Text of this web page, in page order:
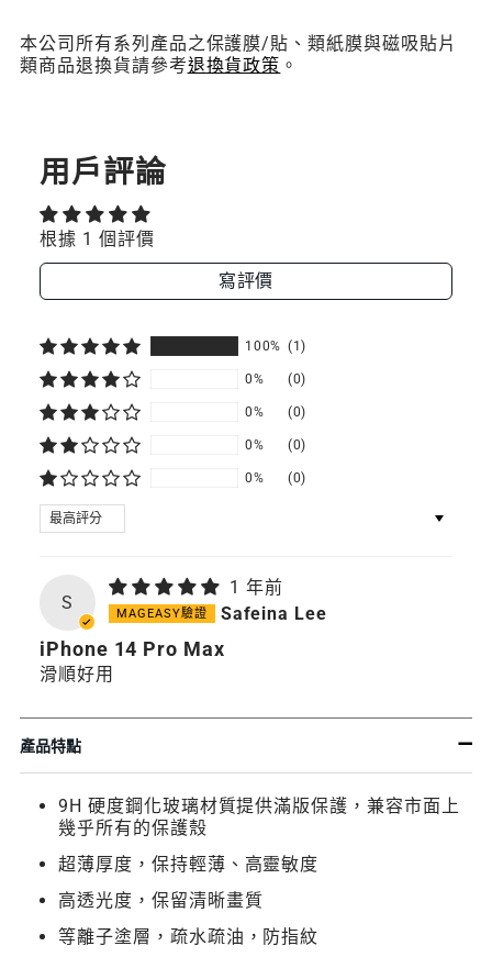
鋼
化
玻
本公司所有系列產品之保護膜/貼、類紙膜與磁吸貼片
類商品退換貨請參考退換貨政策 。
用戶評論
根據 1 個評價
寫評價
100% (1)
0% (0)
0% (0)
0% (0)
0% (0)
SORT BY
S
1 年前
Safeina Lee
iPhone 14 Pro Max
滑順好用
產品特點
9H 硬度鋼化玻璃材質提供滿版保護，兼容市面上
幾乎所有的保護殼
超薄厚度，保持輕薄、高靈敏度
高透光度，保留清晰畫質
等離子塗層，疏水疏油，防指紋